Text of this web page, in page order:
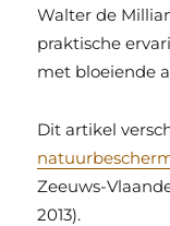
Walter de
praktische
met bloeiende
Dit artikel
Zeeuws-
2013).